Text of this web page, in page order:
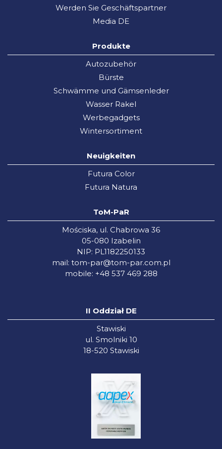
Werden Sie Geschäftspartner
Media DE
Produkte
Autozubehör
Bürste
Schwämme und Gämsenleder
Wasser Rakel
Werbegadgets
Wintersortiment
Neuigkeiten
Futura Color
Futura Natura
ToM-PaR
Mościska, ul. Chabrowa 36
05-080 Izabelin
NIP: PL1182250133
mail: tom-par@tom-par.com.pl
mobile: +48 537 469 288
II Oddział DE
Stawiski
ul. Smolniki 10
18-520 Stawiski